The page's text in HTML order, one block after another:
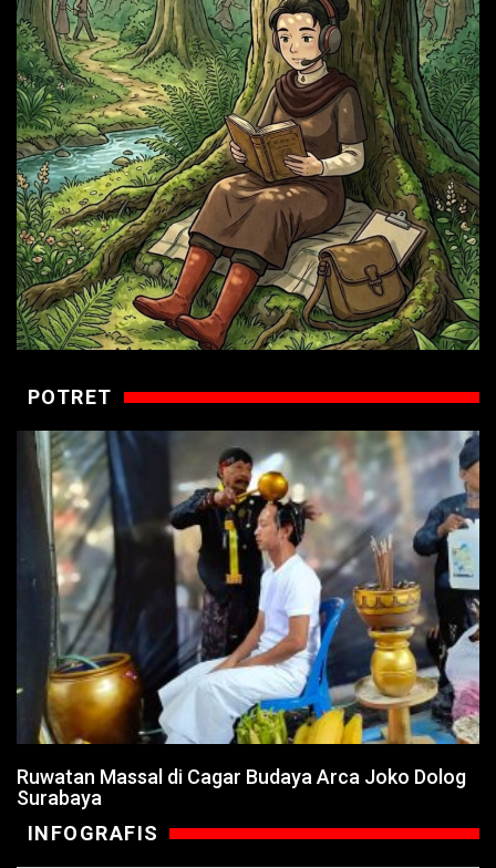
POTRET
Ruwatan Massal di Cagar Budaya Arca Joko Dolog
Surabaya
INFOGRAFIS